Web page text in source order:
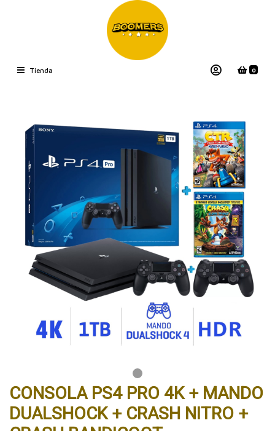
Tienda 0
CONSOLA PS4 PRO 4K + MANDO
DUALSHOCK + CRASH NITRO +